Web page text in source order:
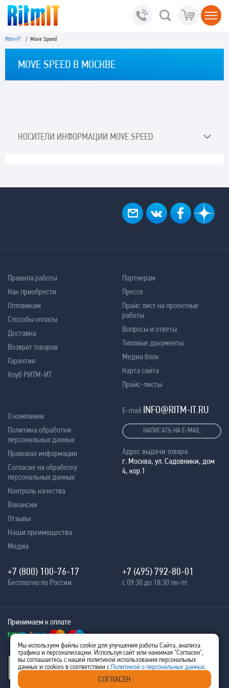
Ritm-IT / Move Speed
MOVE SPEED В МОСКВЕ
НОСИТЕЛИ ИНФОРМАЦИИ MOVE SPEED
Правила работы
Как приобрести
Оптовикам
Способы оплаты
Доставка
Возврат товаров
Гарантия
Клуб РИТМ-ИТ
Партнерам
Прессе
Прайс лист на проектные
работы
Вопросы и ответы
Типовые документы
Медиа блок
Карта сайта
Прайс-листы
О компании
Политика обработки
персональных данных
Правовая информация
Согласие на обработку
персональных данных
Контроль качества
Вакансии
Отзывы
Наши преимущества
Медиа
E-mail INFO@RITM-IT.RU
НАПИСАТЬ НА E-MAIL
Адрес выдачи товара:
г. Москва, ул. Садовники, дом
4, кор.1
+7 (800) 100-76-17
Бесплатно по России
+7 (495) 792-80-01
с 09:30 до 18:30 пн-пт
Принимаем к оплате
® 2005 - 2026
Ritm-IT
Мы используем файлы cookie для улучшения работы Сайта, анализа
трафика и персонализации. Используя сайт или нажимая "Согласен",
вы соглашаетесь с нашей политикой использования персональных
данных и cookies в соответствии с Политикой о персональных данных
СОГЛАСЕН